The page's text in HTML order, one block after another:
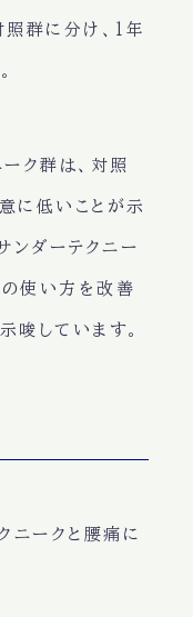
照群に分け、1年
ク群は、対照
に低いことが示
ンダーテクニー
使い方を改善
唆しています。
ニークと腰痛に